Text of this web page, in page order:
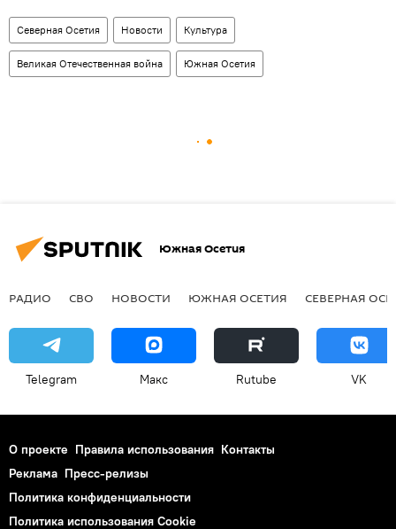
Северная Осетия Новости Культура
Великая Отечественная война Южная Осетия
Южная Осетия
РАДИО СВО НОВОСТИ ЮЖНАЯ ОСЕТИЯ СЕВЕРНАЯ
Telegram Макс Rutube VK
О проекте Правила использования Контакты
Реклама Пресс-релизы
Политика конфиденциальности
Политика использования Cookie